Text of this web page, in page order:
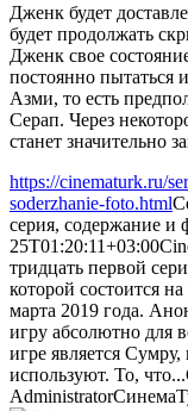
Дженк будет
будет продолжать
Дженк свое
постоянно пытаться
Азми, то есть
Серап. Через
станет значительно
https://cinematurk.ru/
soderzhanie-foto.html
серия, содержание и
25T01:20:11+03:00
тридцать первой
которой состоится
марта 2019 года.
игру абсолютно для
игре является Сумру,
используют. То, что...
Administrator